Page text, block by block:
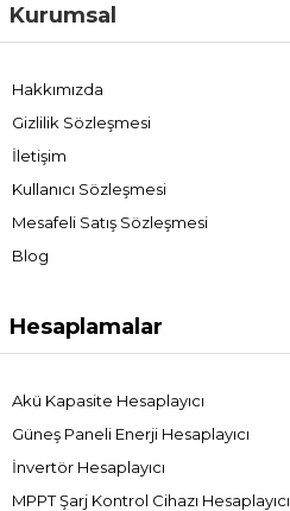
Kurumsal
Hakkımızda
Gizlilik Sözleşmesi
İletişim
Kullanıcı Sözleşmesi
Mesafeli Satış Sözleşmesi
Blog
Hesaplamalar
Akü Kapasite Hesaplayıcı
Güneş Paneli Enerji Hesaplayıcı
İnvertör Hesaplayıcı
MPPT Şarj Kontrol Cihazı Hesaplayıcı